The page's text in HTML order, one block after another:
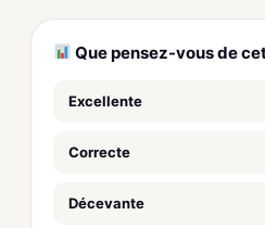
Que pensez-vous de
Excellente
Correcte
Décevante